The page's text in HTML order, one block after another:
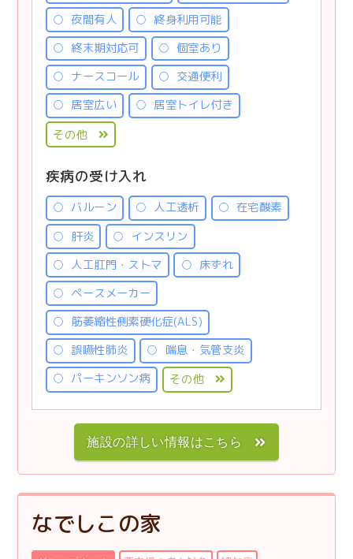
夜間有人
終身利用可能
終末期対応可
個室あり
ナースコール
交通便利
居室広い
居室トイレ付き
その他
疾病の受け入れ
バルーン 人工透析
在宅酸素
肝炎
インスリン
人工肛門・ストマ
床ずれ
ペースメーカー
筋萎縮性側索硬化症(ALS)
誤嚥性肺炎
喘息・気管支炎
パーキンソン病
その他
施設の詳しい情報はこちら
なでしこの家